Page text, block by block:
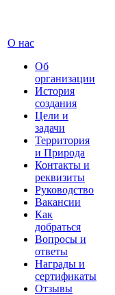
О нас
Об
организации
История
создания
Цели и
задачи
Территория
и Природа
Контакты и
реквизиты
Руководство
Вакансии
Как
добраться
Вопросы и
ответы
Награды и
сертификаты
Отзывы